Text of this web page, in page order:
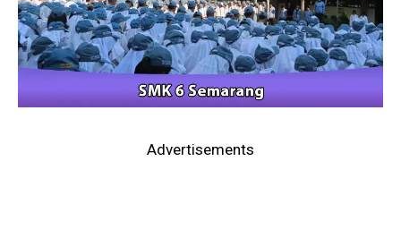
Advertisements